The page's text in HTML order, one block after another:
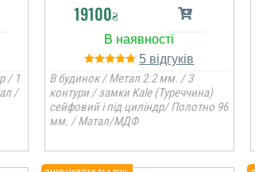
/ 1
/
19100₴
5
В будинок / Метал 2.2 мм. / 3
контури / замки Kale (Туреччина)
сейфовий і під циліндр/ Полотно 96
мм. / Матал/МДФ